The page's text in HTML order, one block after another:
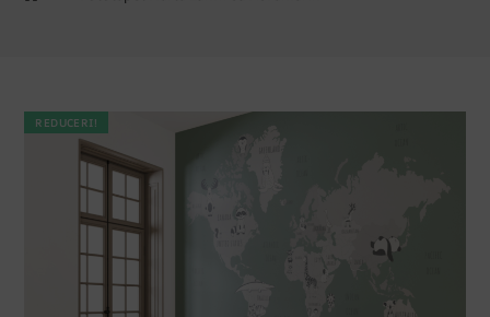
REDUCERI!